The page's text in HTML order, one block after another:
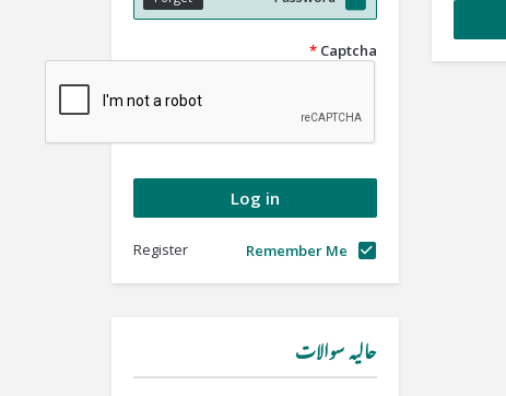
Captcha
*
Remember Me
Register
حالیہ سوالات